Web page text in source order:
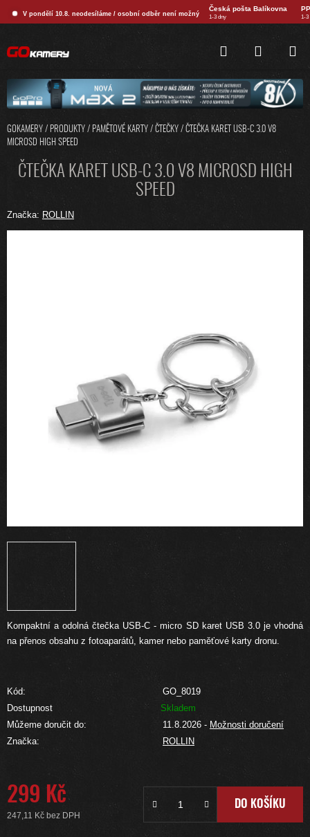
V pondělí 10.8. neodesíláme / osobní odběr není možný
Česká pošta Balíkovna
1-3 dny 1-3
HLEDAT NÁKUPNÍ
KOŠÍK
GOKAMERY / PRODUKTY / PAMĚTOVÉ KARTY / ČTEČKY / ČTEČKA KARET USB-C 3.0 V8
MICROSD HIGH SPEED
Kompaktní a odolná čtečka USB-C - micro SD karet USB 3.0 je vhodná
na přenos obsahu z fotoaparátů, kamer nebo paměťové karty dronu.
Kód:
GO_8019
Dostupnost
Skladem
Můžeme doručit do:
11.8.2026 - Možnosti doručení
Značka:
ROLLIN
299 Kč
247,11 Kč bez DPH
DO KOŠÍKU
ČTEČKA KARET USB-C 3.0 V8 MICROSD HIGH
SPEED
Značka: ROLLIN